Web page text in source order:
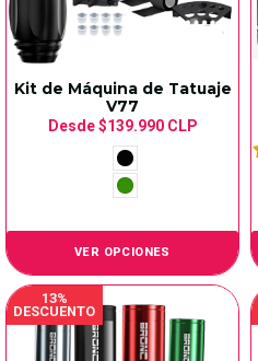
Kit de Máquina de Tatuaje
V77
Desde$139.990 CLP
VER OPCIONES
13%
DESCUENTO